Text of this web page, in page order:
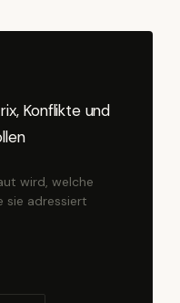
Konflikte und
wird, welche
sie adressiert